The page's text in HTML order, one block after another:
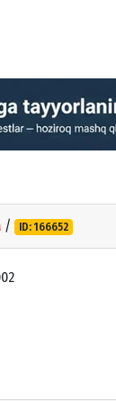
/ ID: 166652